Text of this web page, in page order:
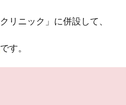
リニック」に併設して、
です。